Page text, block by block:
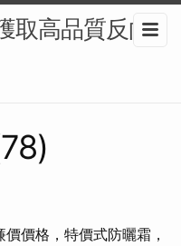
取高品質反向
價格，特價式防曬霜，